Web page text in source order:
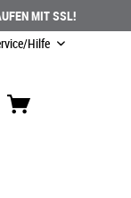
MIT SSL!
Hilfe